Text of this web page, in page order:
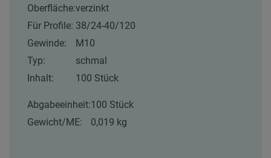
Oberfläche:verzinkt
Für Profile: 38/24-40/120
Gewinde:
M10
Typ:
schmal
Inhalt:
100 Stück
Abgabeeinheit:100 Stück
Gewicht/ME:
0,019 kg